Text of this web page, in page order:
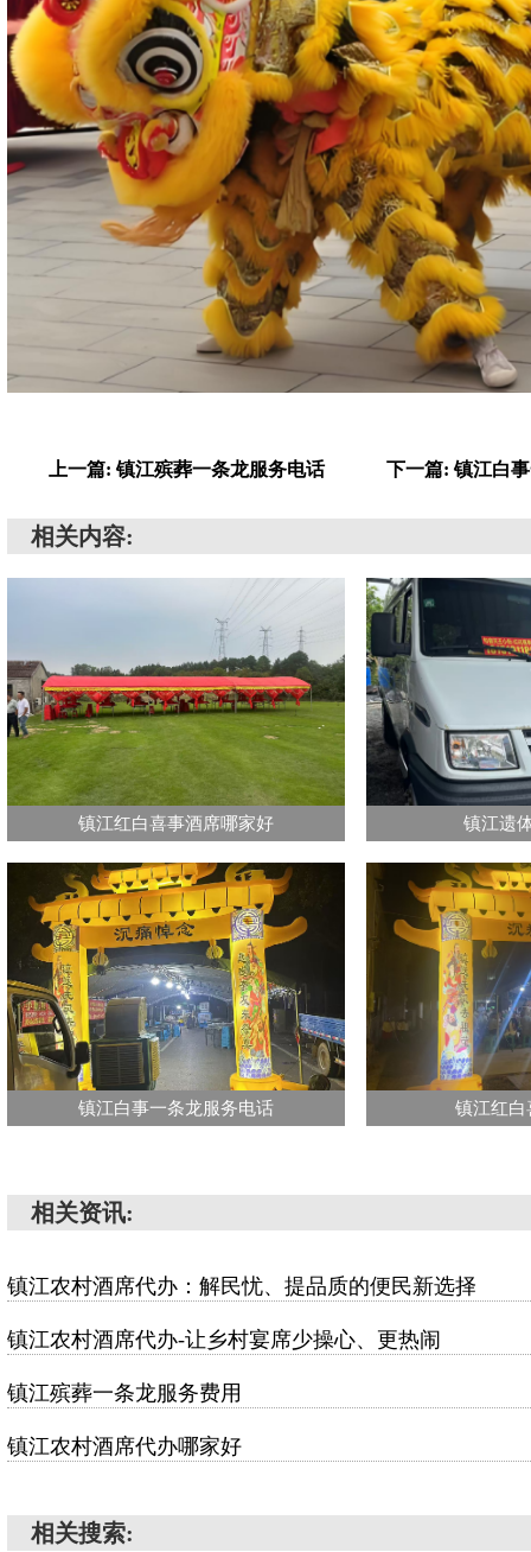
上一篇: 镇江殡葬一条龙服务电话 下一篇: 镇江白
相关内容:
镇江红白喜事酒席哪家好 镇江遗
镇江白事一条龙服务电话 镇江红白
相关资讯:
镇江农村酒席代办：解民忧、提品质的便民新选择
镇江农村酒席代办-让乡村宴席少操心、更热闹
镇江殡葬一条龙服务费用
镇江农村酒席代办哪家好
相关搜索: